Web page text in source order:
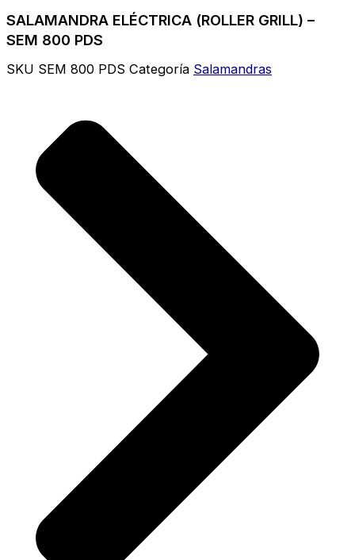
SALAMANDRA ELÉCTRICA (ROLLER GRILL) –
SEM 800 PDS
SKU SEM 800 PDS Categoría Salamandras